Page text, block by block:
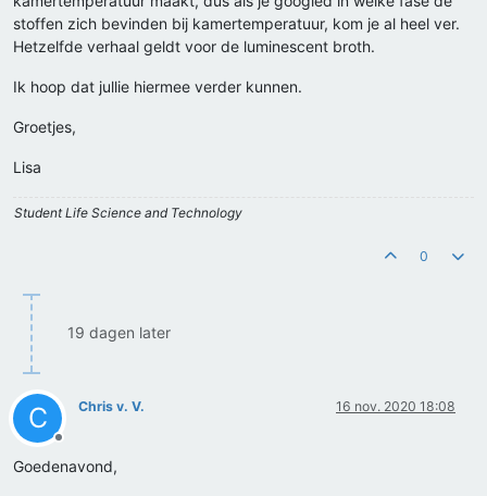
stoffen zich bevinden bij kamertemperatuur, kom je al heel ver.
Hetzelfde verhaal geldt voor de luminescent broth.
Ik hoop dat jullie hiermee verder kunnen.
Groetjes,
Lisa
Student Life Science and Technology
0
19 dagen later
C
Offline
Chris v. V. 16 nov. 2020 18:08
Goedenavond,